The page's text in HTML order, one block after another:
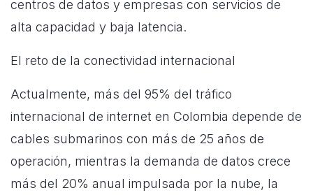
centros de datos y empresas con servicios de
alta capacidad y baja latencia.
El reto de la conectividad internacional
Actualmente, más del 95% del tráfico
internacional de internet en Colombia depende de
cables submarinos con más de 25 años de
operación, mientras la demanda de datos crece
más del 20% anual impulsada por la nube, la